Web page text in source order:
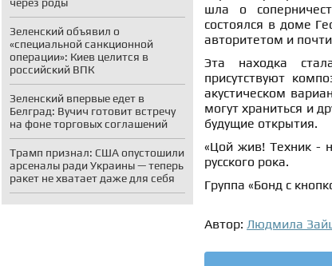
Зеленский объявил о
«специальной санкционной
операции»: Киев целится в
российский ВПК
Зеленский впервые едет в
Белград: Вучич готовит встречу
на фоне торговых соглашений
Трамп признал: США опустошили
арсеналы ради Украины — теперь
ракет не хватает даже для себя
шла о
состоялся в доме
авторитетом и
Эта находка
присутствуют
акустическом
могут храниться и
будущие открытия.
«Цой жив! Техник -
русского рока.
Группа «Бонд с
Автор: Людмила